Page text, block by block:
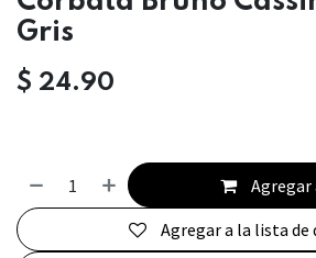
Gris
$ 24.90
Agregar a la lista de